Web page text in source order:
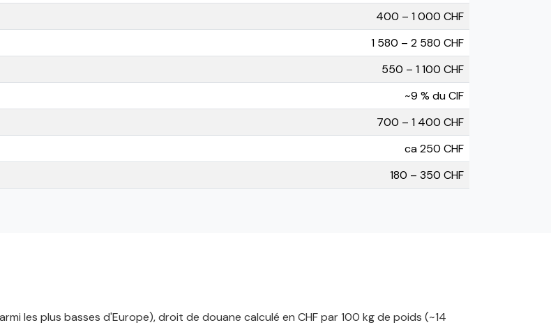
400 – 1 000 CHF
1 580 – 2 580 CHF
550 – 1 100 CHF
~9 % du CIF
700 – 1 400 CHF
ca 250 CHF
180 – 350 CHF
les plus basses d'Europe), droit de douane calculé en CHF par 100 kg de poids (~14